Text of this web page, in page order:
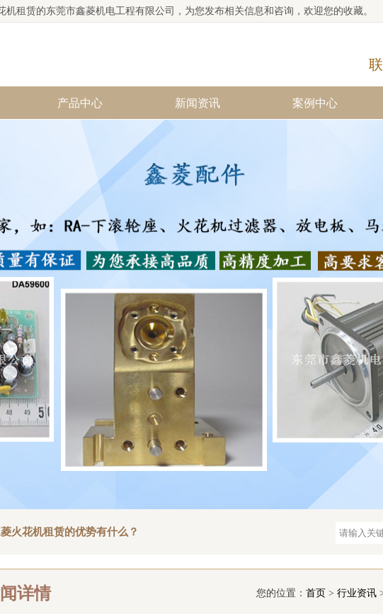
机租赁的东莞市鑫菱机电工程有限公司，为您发布相关信息和咨询，欢迎您的收藏。
产品中心 新闻资讯 案例中心
火花机租赁的优势有什么？
详情 您的位置： 首页 > 行业资讯